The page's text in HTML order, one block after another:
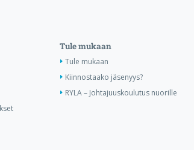
Tule mukaan
Tule mukaan
Kiinnostaako jäsenyys?
RYLA – Johtajuuskoulutus nuorille